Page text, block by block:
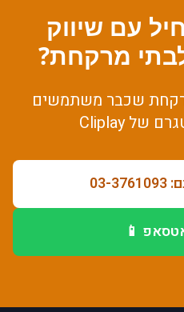
עם שיווק
בתי מרקחת?
שכבר משתמשים
של Cliplay
📱